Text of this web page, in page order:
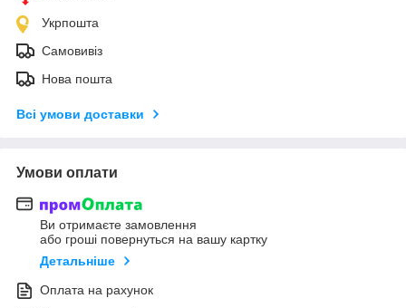
Укрпошта
Самовивіз
Нова пошта
Всі умови доставки
Умови оплати
Ви отримаєте замовлення
або гроші повернуться на вашу картку
Детальніше
Оплата на рахунок